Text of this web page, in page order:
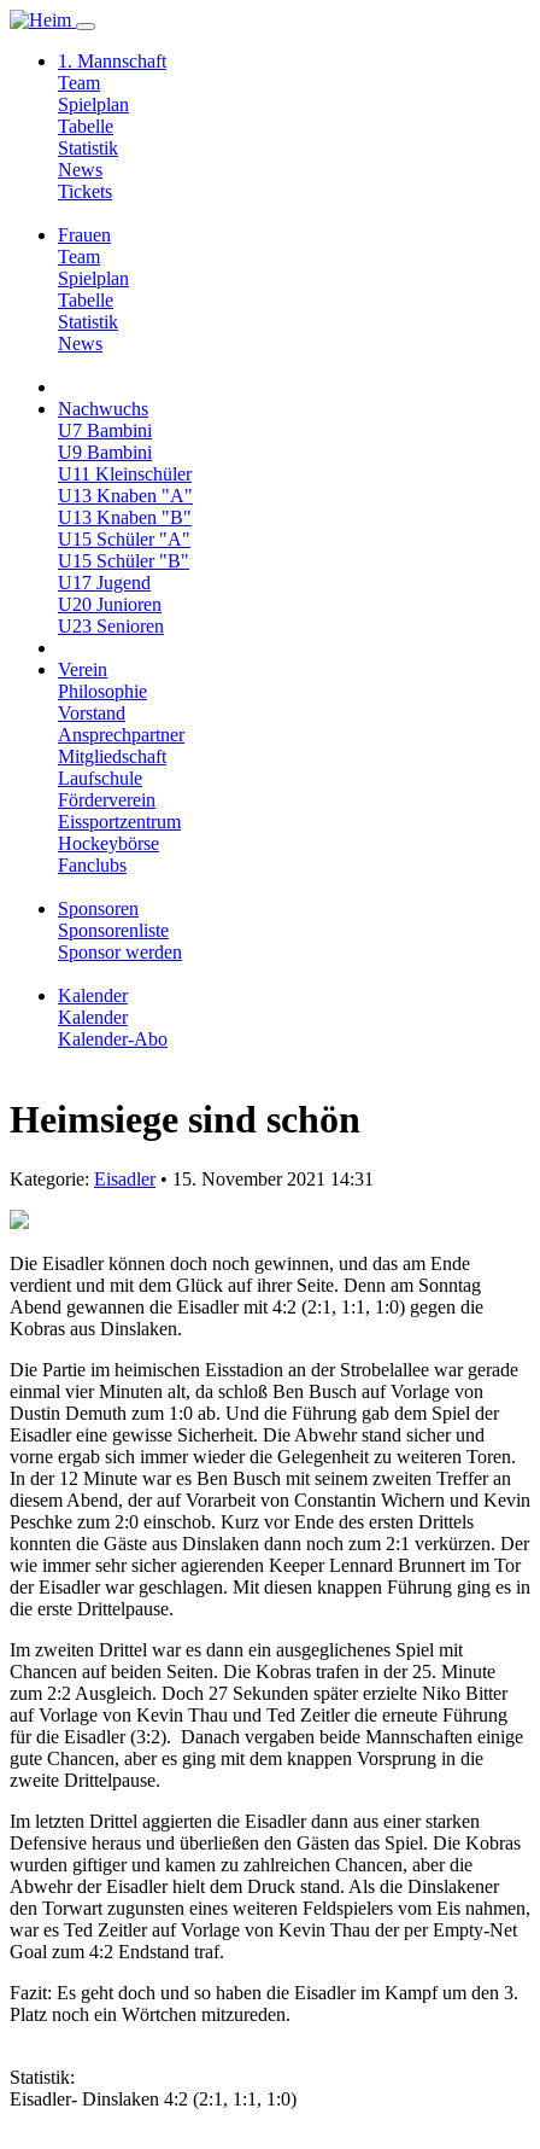
1. Mannschaft
Team
Spielplan
Tabelle
Statistik
News
Tickets
Frauen
Team
Spielplan
Tabelle
Statistik
News
Nachwuchs
U7 Bambini
U9 Bambini
U11 Kleinschüler
U13 Knaben "A"
U13 Knaben "B"
U15 Schüler "A"
U15 Schüler "B"
U17 Jugend
U20 Junioren
U23 Senioren
Verein
Philosophie
Vorstand
Ansprechpartner
Mitgliedschaft
Laufschule
Förderverein
Eissportzentrum
Hockeybörse
Fanclubs
Sponsoren
Sponsorenliste
Sponsor werden
Kalender
Kalender
Kalender-Abo
Heimsiege sind schön
Kategorie: Eisadler• 15. November 2021 14:31
Die Eisadler können doch noch gewinnen, und das am Ende
verdient und mit dem Glück auf ihrer Seite. Denn am Sonntag
Abend gewannen die Eisadler mit 4:2 (2:1, 1:1, 1:0) gegen die
Kobras aus Dinslaken.
Die Partie im heimischen Eisstadion an der Strobelallee war gerade
einmal vier Minuten alt, da schloß Ben Busch auf Vorlage von
Dustin Demuth zum 1:0 ab. Und die Führung gab dem Spiel der
Eisadler eine gewisse Sicherheit. Die Abwehr stand sicher und
vorne ergab sich immer wieder die Gelegenheit zu weiteren Toren.
In der 12 Minute war es Ben Busch mit seinem zweiten Treffer an
diesem Abend, der auf Vorarbeit von Constantin Wichern und Kevin
Peschke zum 2:0 einschob. Kurz vor Ende des ersten Drittels
konnten die Gäste aus Dinslaken dann noch zum 2:1 verkürzen. Der
wie immer sehr sicher agierenden Keeper Lennard Brunnert im Tor
der Eisadler war geschlagen. Mit diesen knappen Führung ging es in
die erste Drittelpause.
Im zweiten Drittel war es dann ein ausgeglichenes Spiel mit
Chancen auf beiden Seiten. Die Kobras trafen in der 25. Minute
zum 2:2 Ausgleich. Doch 27 Sekunden später erzielte Niko Bitter
auf Vorlage von Kevin Thau und Ted Zeitler die erneute Führung
für die Eisadler (3:2). Danach vergaben beide Mannschaften einige
gute Chancen, aber es ging mit dem knappen Vorsprung in die
zweite Drittelpause.
Im letzten Drittel aggierten die Eisadler dann aus einer starken
Defensive heraus und überließen den Gästen das Spiel. Die Kobras
wurden giftiger und kamen zu zahlreichen Chancen, aber die
Abwehr der Eisadler hielt dem Druck stand. Als die Dinslakener
den Torwart zugunsten eines weiteren Feldspielers vom Eis nahmen,
war es Ted Zeitler auf Vorlage von Kevin Thau der per Empty-Net
Goal zum 4:2 Endstand traf.
Fazit: Es geht doch und so haben die Eisadler im Kampf um den 3.
Platz noch ein Wörtchen mitzureden.
Statistik:
Eisadler- Dinslaken 4:2 (2:1, 1:1, 1:0)